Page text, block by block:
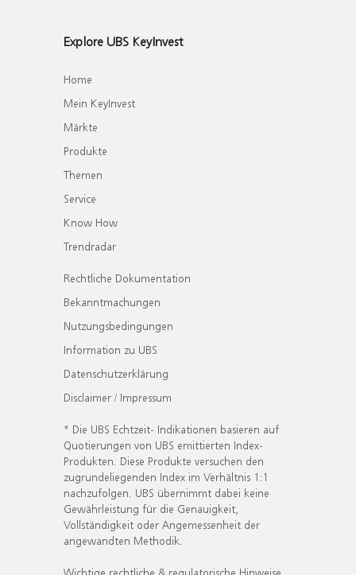
Explore UBS KeyInvest
Home
Mein KeyInvest
Märkte
Produkte
Themen
Service
Know How
Trendradar
Rechtliche Dokumentation
Bekanntmachungen
Nutzungsbedingungen
Information zu UBS
Datenschutzerklärung
Disclaimer / Impressum
* Die UBS Echtzeit- Indikationen basieren auf
Quotierungen von UBS emittierten Index-
Produkten. Diese Produkte versuchen den
zugrundeliegenden Index im Verhältnis 1:1
nachzufolgen. UBS übernimmt dabei keine
Gewährleistung für die Genauigkeit,
Vollständigkeit oder Angemessenheit der
angewandten Methodik.